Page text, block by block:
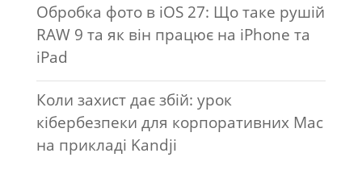
Обробка фото в iOS 27: Що таке рушій
RAW 9 та як він працює на iPhone та
iPad
Коли захист дає збій: урок
кібербезпеки для корпоративних Mac
на прикладі Kandji